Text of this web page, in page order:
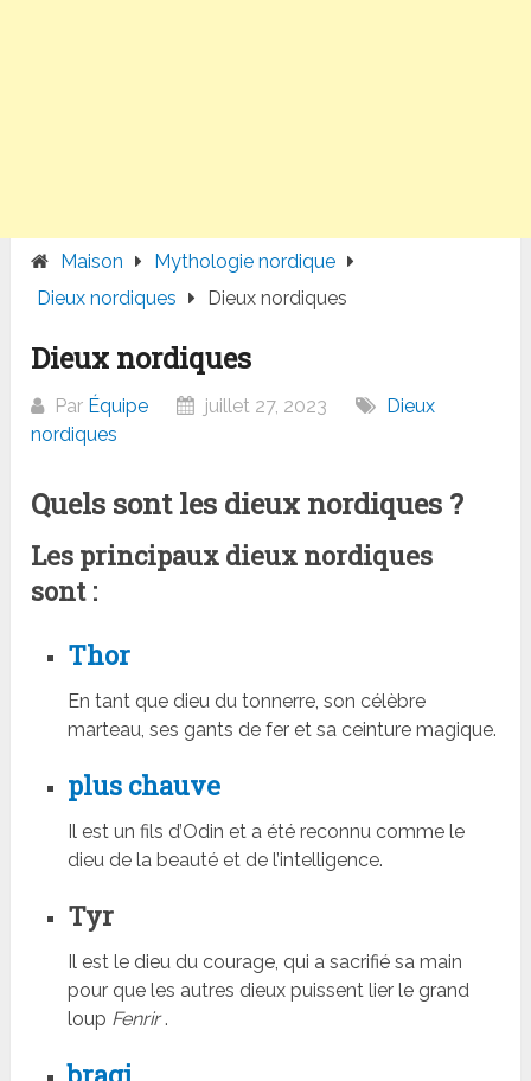
Maison
Mythologie nordique
Dieux nordiques
Dieux nordiques
Dieux nordiques
Par Équipe juillet 27, 2023
Dieux
nordiques
Quels sont les dieux nordiques ?
Les principaux dieux nordiques
sont :
Thor
En tant que dieu du tonnerre, son célèbre
marteau, ses gants de fer et sa ceinture magique.
plus chauve
Il est un fils d’Odin et a été reconnu comme le
dieu de la beauté et de l’intelligence.
Tyr
Il est le dieu du courage, qui a sacrifié sa main
pour que les autres dieux puissent lier le grand
loup Fenrir.